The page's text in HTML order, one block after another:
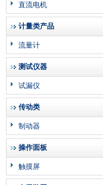
直流电机
计量类产品
流量计
测试仪器
试漏仪
传动类
制动器
操作面板
触摸屏